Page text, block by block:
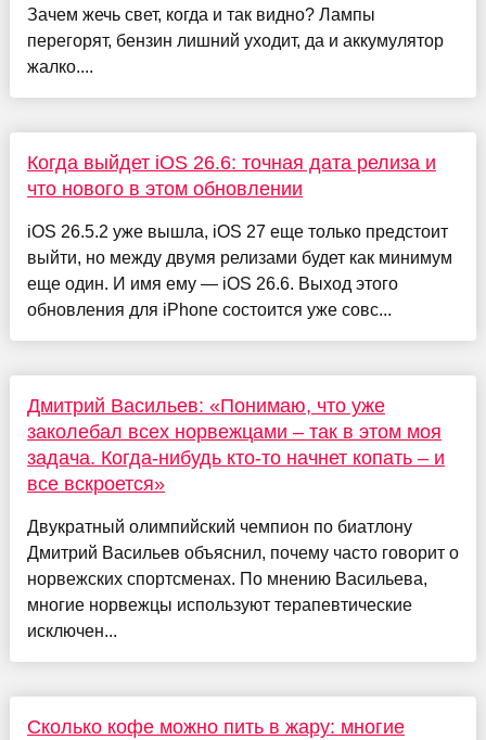
Зачем жечь свет, когда и так видно? Лампы
перегорят, бензин лишний уходит, да и аккумулятор
жалко....
Когда выйдет iOS 26.6: точная дата релиза и
что нового в этом обновлении
iOS 26.5.2 уже вышла, iOS 27 еще только предстоит
выйти, но между двумя релизами будет как минимум
еще один. И имя ему — iOS 26.6. Выход этого
обновления для iPhone состоится уже совс...
Дмитрий Васильев: «Понимаю, что уже
заколебал всех норвежцами – так в этом моя
задача. Когда-нибудь кто-то начнет копать – и
все вскроется»
Двукратный олимпийский чемпион по биатлону
Дмитрий Васильев объяснил, почему часто говорит о
норвежских спортсменах. По мнению Васильева,
многие норвежцы используют терапевтические
исключен...
Сколько кофе можно пить в жару: многие